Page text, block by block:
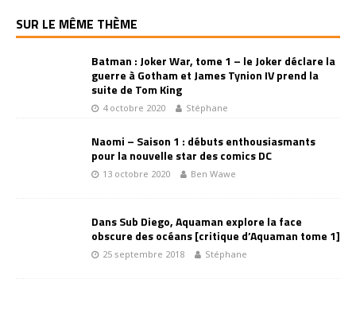
SUR LE MÊME THÈME
Batman : Joker War, tome 1 – le Joker déclare la
guerre à Gotham et James Tynion IV prend la
suite de Tom King
4 octobre 2020 Stéphane
Naomi – Saison 1 : débuts enthousiasmants
pour la nouvelle star des comics DC
13 octobre 2020 Ben Wawe
Dans Sub Diego, Aquaman explore la face
obscure des océans [critique d’Aquaman tome 1]
25 septembre 2018 Stéphane